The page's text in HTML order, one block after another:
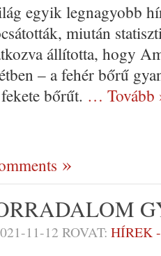
egyik legnagyobb
miután
állította, hogy
– a fehér bőrű
bőrűt. … Tovább
11-12 ROVAT: HÍREK